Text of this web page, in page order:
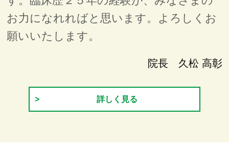
お力になれればと思います。よろしくお
願いいたします。
院長 久松 高彰
詳しく見る